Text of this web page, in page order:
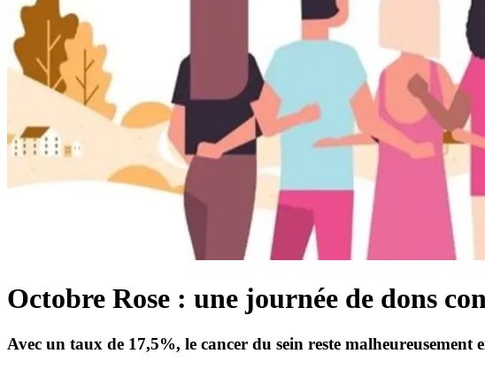
Octobre Rose : une journée de dons
Avec un taux de 17,5%, le cancer du sein reste malheureusement